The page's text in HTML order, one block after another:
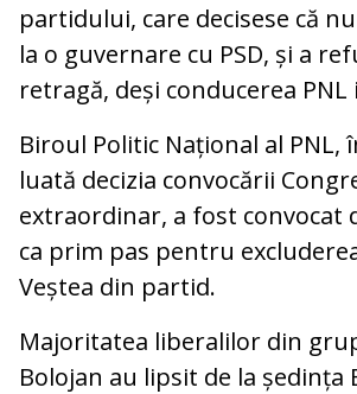
partidului, care decisese că
la o guvernare cu PSD, și a
retragă, deși conducerea
Biroul Politic Național al PNL,
luată decizia convocării
extraordinar, a fost convocat
ca prim pas pentru
Veștea din partid.
Majoritatea liberalilor din
Bolojan au lipsit de la ședința